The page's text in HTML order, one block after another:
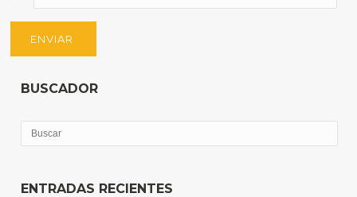
BUSCADOR
ENTRADAS RECIENTES